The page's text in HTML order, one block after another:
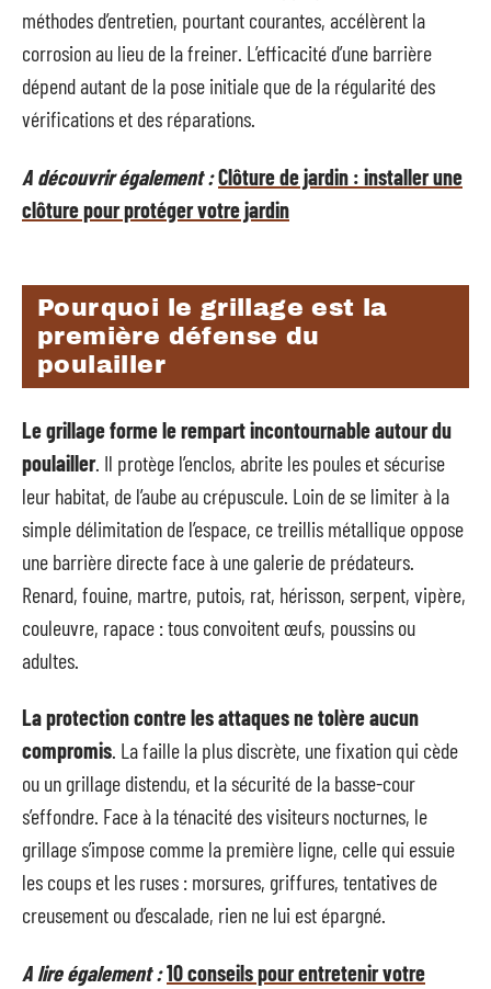
méthodes d’entretien, pourtant courantes, accélèrent la
corrosion au lieu de la freiner. L’efficacité d’une barrière
dépend autant de la pose initiale que de la régularité des
vérifications et des réparations.
A découvrir également :Clôture de jardin : installer une
clôture pour protéger votre jardin
Pourquoi le grillage est la
première défense du
poulailler
Le grillage forme le rempart incontournable autour du
poulailler. Il protège l’enclos, abrite les poules et sécurise
leur habitat, de l’aube au crépuscule. Loin de se limiter à la
simple délimitation de l’espace, ce treillis métallique oppose
une barrière directe face à une galerie de prédateurs.
Renard, fouine, martre, putois, rat, hérisson, serpent, vipère,
couleuvre, rapace : tous convoitent œufs, poussins ou
adultes.
La protection contre les attaques ne tolère aucun
compromis. La faille la plus discrète, une fixation qui cède
ou un grillage distendu, et la sécurité de la basse-cour
s’effondre. Face à la ténacité des visiteurs nocturnes, le
grillage s’impose comme la première ligne, celle qui essuie
les coups et les ruses : morsures, griffures, tentatives de
creusement ou d’escalade, rien ne lui est épargné.
A lire également :10 conseils pour entretenir votre